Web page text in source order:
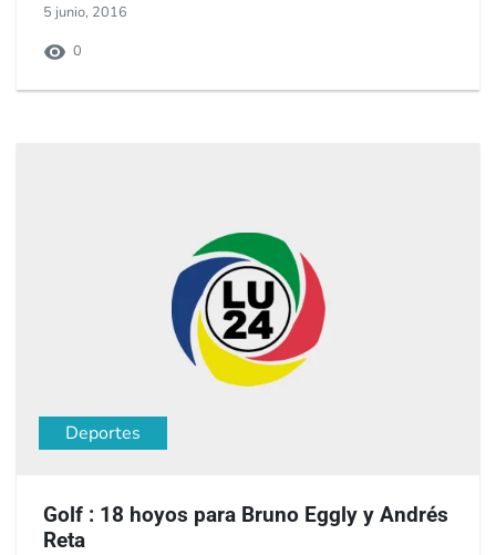
5 junio, 2016
0
Deportes
Golf : 18 hoyos para Bruno Eggly y Andrés
Reta